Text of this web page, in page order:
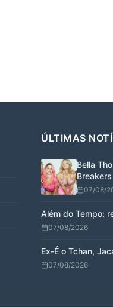
ÚLTIMAS
Bella
Breakers
07/08/
Além do Tempo:
07/08/2026
Ex-É o Tchan,
07/08/2026